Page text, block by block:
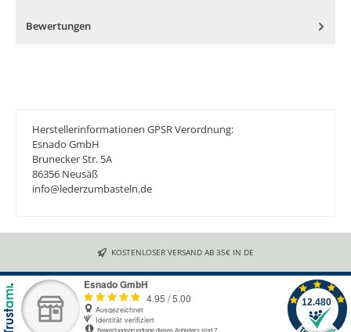
Bewertungen
Herstellerinformationen GPSR Verordnung:
Esnado GmbH
Brunecker Str. 5A
86356 Neusäß
info@lederzumbasteln.de
KOSTENLOSER VERSAND AB 35€ IN DE